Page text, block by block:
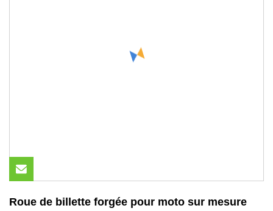
Roue de billette forgée pour moto sur mesure